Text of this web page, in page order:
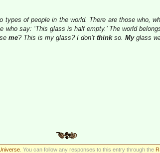
types of people in the world. There are those who,
who say: ‘This glass is half empty.’ The world
me? This is my glass? I don’t thinkso. Myglass
. You can follow any responses to this entry through the